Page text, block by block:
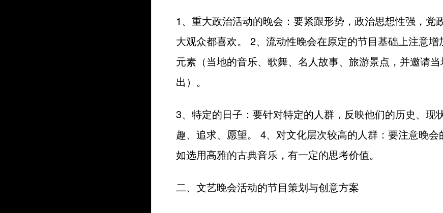
1、重大政治活动的晚会：要紧跟形势，政治思想性强，党
大观众都喜欢。 2、流动性晚会在原定的节目基础上注意增
元素（当地的音乐、歌舞、名人故事、旅游景点，并邀请
出）。
3、特定的日子：要针对特定的人群，反映他们的历史、现
趣、追求、愿望。 4、对文化层次较高的人群：要注意晚会
如选用高雅的古典音乐，有一定的思考价值。
二、文艺晚会活动的节目策划与创意方案